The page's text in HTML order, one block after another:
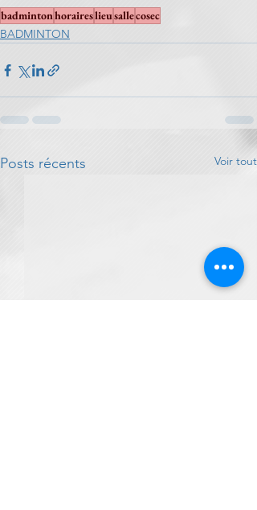
badmintonhoraireslieusallecosec
BADMINTON
Posts récents Voir tout